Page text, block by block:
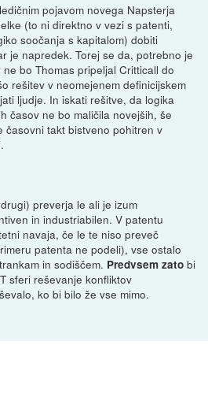
pojavom novega Napsterja
(to ni direktno v vezi s patenti,
soočanja s kapitalom) dobiti
je napredek. Torej se da, potrebno je
bo Thomas pripeljal Critticall do
rešitev v neomejenem definicijskem
ljudje. In iskati rešitve, da logika
časov ne bo maličila novejših, še
časovni takt bistveno pohitren v
preverja le ali je izum
in industriabilen. V patentu
navaja, če le te niso preveč
patenta ne podeli), vse ostalo
in sodiščem. Predvsem zato bi
sferi reševanje konfliktov
ko bi bilo že vse mimo.